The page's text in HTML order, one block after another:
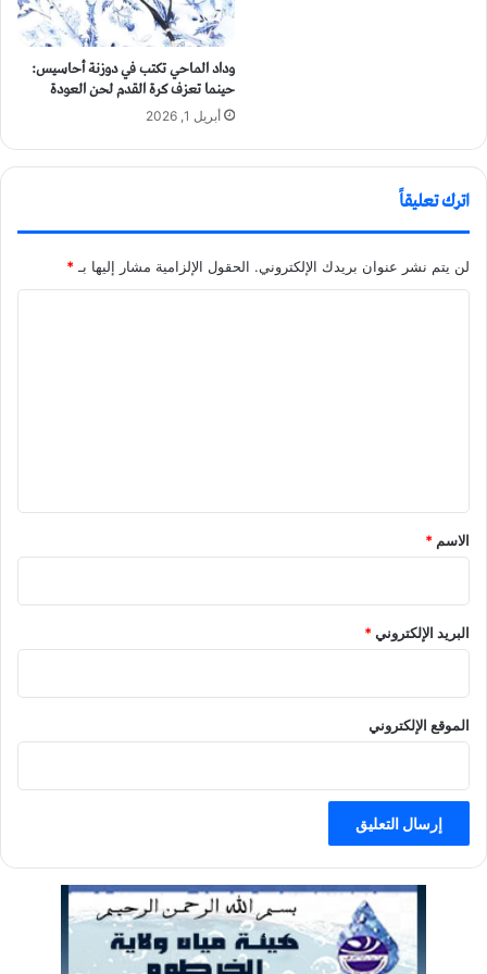
وداد الماحي تكتب في دوزنة أحاسيس:
حينما تعزف كرة القدم لحن العودة
أبريل 1, 2026
اترك تعليقاً
لن يتم نشر عنوان بريدك الإلكتروني. الحقول الإلزامية مشار إليها بـ *
الاسم *
البريد الإلكتروني*
الموقع الإلكتروني